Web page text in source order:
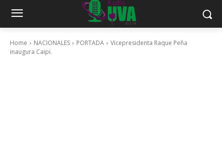
Home NACIONALES PORTADA
Vicepresidenta Raque Peña
inaugura Caipi.